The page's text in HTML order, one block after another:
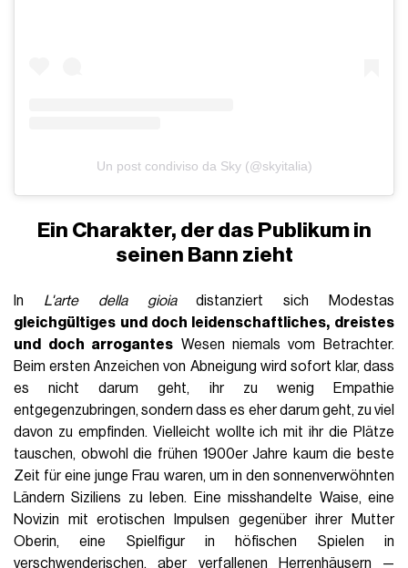
Un post condiviso da Sky (@skyitalia)
Ein Charakter, der das Publikum in
seinen Bann zieht
In L'arte della gioiadistanziert sich Modestas
gleichgültiges und doch leidenschaftliches, dreistes
und doch arrogantes Wesen niemals vom Betrachter.
Beim ersten Anzeichen von Abneigung wird sofort klar, dass
es nicht darum geht, ihr zu wenig Empathie
entgegenzubringen, sondern dass es eher darum geht, zu viel
davon zu empfinden. Vielleicht wollte ich mit ihr die Plätze
tauschen, obwohl die frühen 1900er Jahre kaum die beste
Zeit für eine junge Frau waren, um in den sonnenverwöhnten
Ländern Siziliens zu leben. Eine misshandelte Waise, eine
Novizin mit erotischen Impulsen gegenüber ihrer Mutter
Oberin, eine Spielfigur in höfischen Spielen in
verschwenderischen, aber verfallenen Herrenhäusern —